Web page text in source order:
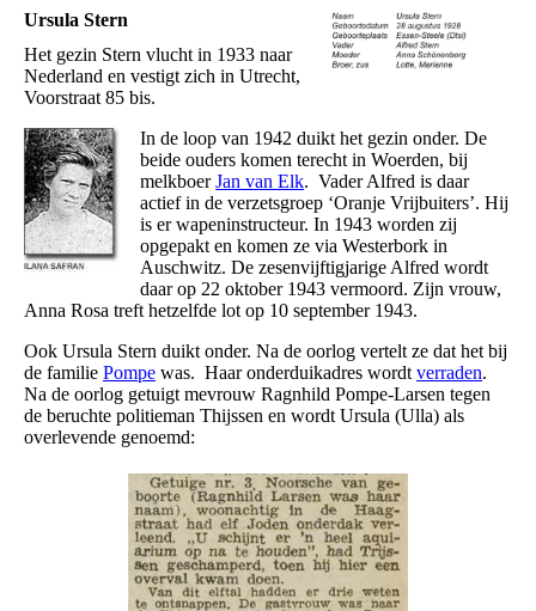
Ursula Stern
Het gezin Stern vlucht in 1933 naar
Nederland en vestigt zich in Utrecht,
Voorstraat 85 bis.
In de loop van 1942 duikt het gezin onder. De
beide ouders komen terecht in Woerden, bij
melkboerJan van Elk. Vader Alfred is daar
actief in de verzetsgroep ‘Oranje Vrijbuiters’. Hij
is er wapeninstructeur. In 1943 worden zij
opgepakt en komen ze via Westerbork in
Auschwitz. De zesenvijftigjarige Alfred wordt
daar op 22 oktober 1943 vermoord. Zijn vrouw,
Anna Rosa treft hetzelfde lot op 10 september 1943.
Ook Ursula Stern duikt onder. Na de oorlog vertelt ze dat het bij
de familie Pompe was. Haar onderduikadres wordt verraden.
Na de oorlog getuigt mevrouw Ragnhild Pompe-Larsen tegen
de beruchte politieman Thijssen en wordt Ursula (Ulla) als
overlevende genoemd: